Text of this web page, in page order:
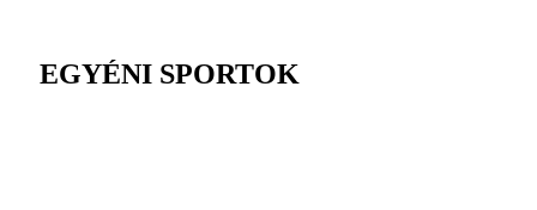
EGYÉNI SPORTOK